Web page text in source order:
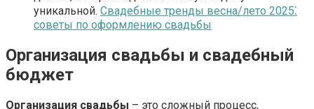
уникальной. Свадебные тренды весна/лето 2025⁚
советы по оформлению свадьбы
Организация свадьбы и свадебный
бюджет
Организация свадьбы – это сложный процесс,